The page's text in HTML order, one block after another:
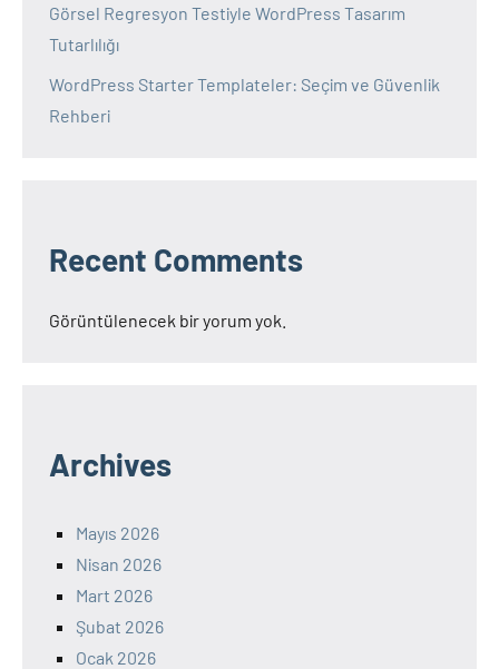
Görsel Regresyon Testiyle WordPress Tasarım
Tutarlılığı
WordPress Starter Templateler: Seçim ve Güvenlik
Rehberi
Recent Comments
Görüntülenecek bir yorum yok.
Archives
Mayıs 2026
Nisan 2026
Mart 2026
Şubat 2026
Ocak 2026